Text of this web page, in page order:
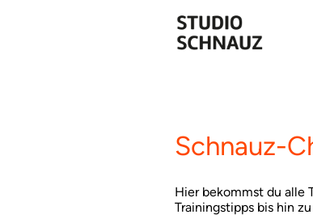
Schnauz-
Hier bekommst du alle
Trainingstipps bis hin